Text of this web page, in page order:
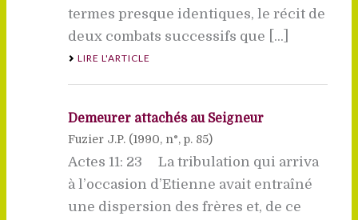
termes presque identiques, le récit de
deux combats successifs que [...]
LIRE L'ARTICLE
Demeurer attachés au Seigneur
Fuzier J.P. (1990, n°, p. 85)
Actes 11: 23 La tribulation qui arriva
à l’occasion d’Etienne avait entraîné
une dispersion des frères et, de ce